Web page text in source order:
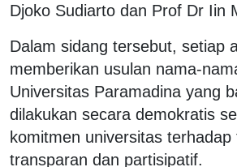
Djoko Sudiarto dan Prof Dr Iin
Dalam sidang tersebut, setiap
memberikan usulan nama-
Universitas Paramadina yang
dilakukan secara demokratis
komitmen universitas
transparan dan partisipatif.